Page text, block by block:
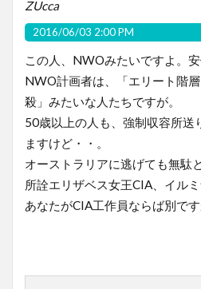
ZUcca
2016/06/03 2:00 PM
この人、NWOみたいですよ。安
NWO計画者は、「エリート階
殺」みたいな人たちですが。
50歳以上の人も、強制収容所送
ますけど・・。
オーストラリアに逃げても無駄
所詮エリザベス女王CIA、イル
あなたがCIA工作員ならば別です